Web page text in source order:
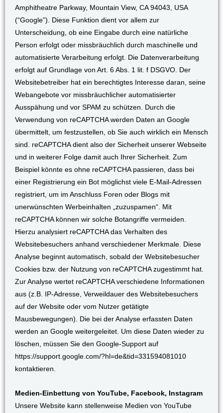
Amphitheatre Parkway, Mountain View, CA 94043, USA
(“Google”). Diese Funktion dient vor allem zur
Unterscheidung, ob eine Eingabe durch eine natürliche
Person erfolgt oder missbräuchlich durch maschinelle und
automatisierte Verarbeitung erfolgt. Die Datenverarbeitung
erfolgt auf Grundlage von Art. 6 Abs. 1 lit. f DSGVO. Der
Websitebetreiber hat ein berechtigtes Interesse daran, seine
Webangebote vor missbräuchlicher automatisierter
Ausspähung und vor SPAM zu schützen. Durch die
Verwendung von reCAPTCHA werden Daten an Google
übermittelt, um festzustellen, ob Sie auch wirklich ein Mensch
sind. reCAPTCHA dient also der Sicherheit unserer Webseite
und in weiterer Folge damit auch Ihrer Sicherheit. Zum
Beispiel könnte es ohne reCAPTCHA passieren, dass bei
einer Registrierung ein Bot möglichst viele E-Mail-Adressen
registriert, um im Anschluss Foren oder Blogs mit
unerwünschten Werbeinhalten „zuzuspamen“. Mit
reCAPTCHA können wir solche Botangriffe vermeiden.
Hierzu analysiert reCAPTCHA das Verhalten des
Websitebesuchers anhand verschiedener Merkmale. Diese
Analyse beginnt automatisch, sobald der Websitebesucher
Cookies bzw. der Nutzung von reCAPTCHA zugestimmt hat.
Zur Analyse wertet reCAPTCHA verschiedene Informationen
aus (z.B. IP-Adresse, Verweildauer des Websitebesuchers
auf der Website oder vom Nutzer getätigte
Mausbewegungen). Die bei der Analyse erfassten Daten
werden an Google weitergeleitet. Um diese Daten wieder zu
löschen, müssen Sie den Google-Support auf
https://support.google.com/?hl=de&tid=331594081010
kontaktieren.
Medien-Einbettung von YouTube, Facebook, Instagram
Unsere Website kann stellenweise Medien von YouTube